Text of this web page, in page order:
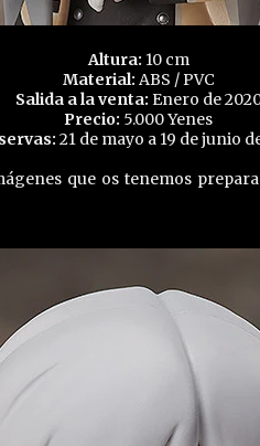
Altura: 10 cm
Material: ABS / PVC
Salida a la venta: Enero de
Precio: 5.000 Yenes
21 de mayo a 19 de junio
que os tenemos